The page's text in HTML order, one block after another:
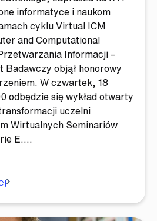
informatyce i naukom
cyklu Virtual ICM
and Computational
Informacji –
Badawczy objął honorowy
W czwartek, 18
odbędzie się wykład otwarty
uczelni
Wirtualnych Seminariów
E.…